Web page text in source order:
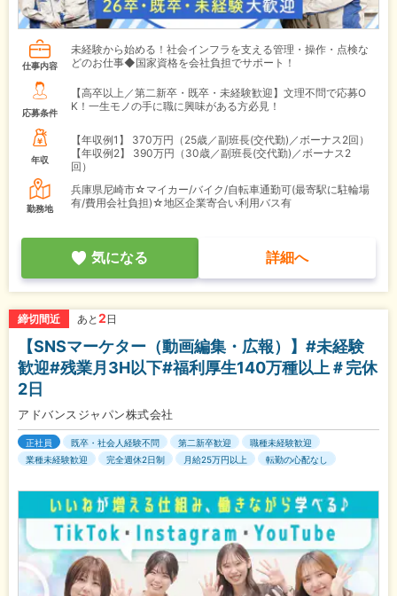
仕事内容
未経験から始める！社会インフラを支える管理・操作・点検な
どのお仕事◆国家資格を会社負担でサポート！
応募条件
【高卒以上／第二新卒・既卒・未経験歓迎】文理不問で応募O
K！一生モノの手に職に興味がある方必見！
年収
【年収例1】
370万円（25歳／副班長(交代勤)／ボーナス2回）
【年収例2】
390万円（30歳／副班長(交代勤)／ボーナス2
回）
勤務地
兵庫県尼崎市☆マイカー/バイク/自転車通勤可(最寄駅に駐輪場
有/費用会社負担)☆地区企業寄合い利用バス有
気になる 詳細へ
締切間近 あと 2 日
【SNSマーケター（動画編集・広報）】#未経験
歓迎#残業月3H以下#福利厚生140万種以上＃完休
2日
アドバンスジャパン株式会社
正社員 既卒・社会人経験不問 第二新卒歓迎
職種未経験歓迎
業種未経験歓迎
完全週休2日制 月給25万円以上 転勤の心配なし